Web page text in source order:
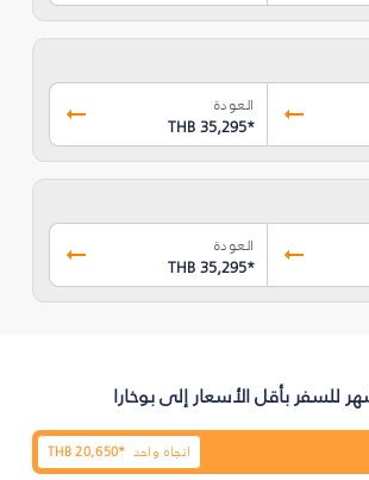
العودة
THB 35,295*
العودة
THB 35,295*
للسفر بأقل الأسعار إلى بوخارا
اتجاه واحد THB20,650*